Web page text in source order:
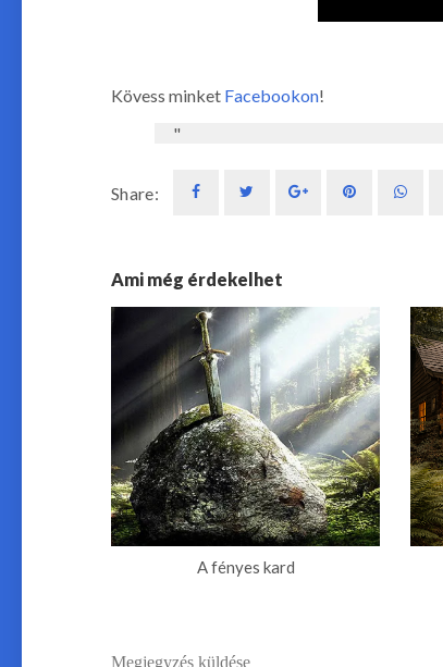
Kövess minket Facebookon!
Share:
Ami még érdekelhet
A fényes kard
Megjegyzés küldése